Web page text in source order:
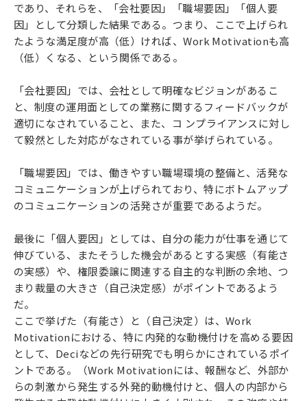
であり、それらを、「会社要因」「職場要因」「個人要
因」として分類した結果である。つまり、ここで上げられ
たような満足度が高（低）ければ、Work Motivationも高
（低）くなる、という関係である。
「会社要因」では、会社として明確なビジョンがあるこ
と、制度の運用面としての業務に関するフィードバックが
適切になされていること、また、コ ンプライアンスに対し
て毅然とした対応がなされている事が挙げられている。
「職場要因」では、働きやすい職場環境の整備と、活発な
コミュニケーションが上げられており、特にボトムアップ
のコミュニケーションの活発さが重要であるようだ。
最後に「個人要因」としては、自分の能力が仕事を通じて
伸びている、またそうした機会があるとする実感（有能さ
の実感）や、権限委譲に関連する自主的な判断の余地、つ
まり裁量の大きさ（自己決定感）がポイントであるよう
だ。
ここで挙げた（有能さ）と（自己決定）は、Work
Motivationにおける、特に内発的な動機付けを高める要因
として、Deciなどの先行研究でも明らかにされているポイ
ントである。（Work Motivationには、報酬など、外部か
らの刺激から発生する外発的動機付けと、個人の内部から